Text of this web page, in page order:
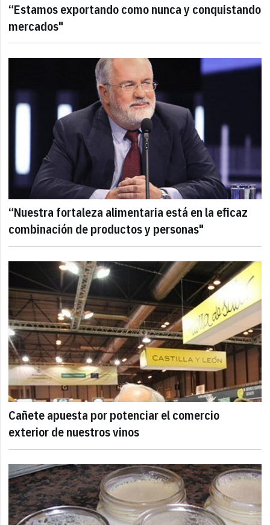
“Estamos exportando como nunca y conquistando
mercados"
“Nuestra fortaleza alimentaria está en la eficaz
combinación de productos y personas"
Cañete apuesta por potenciar el comercio
exterior de nuestros vinos